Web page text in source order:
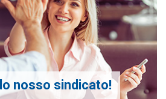
nosso sindicato!